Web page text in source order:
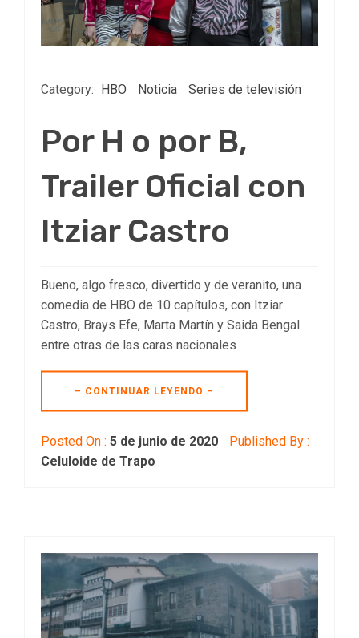
Category: HBO Noticia Series de televisión
Por H o por B,
Trailer Oficial con
Itziar Castro
Bueno, algo fresco, divertido y de veranito, una
comedia de HBO de 10 capítulos, con Itziar
Castro, Brays Efe, Marta Martín y Saida Bengal
entre otras de las caras nacionales
– CONTINUAR LEYENDO –
Posted On : 5 de junio de 2020
Published By :
Celuloide de Trapo